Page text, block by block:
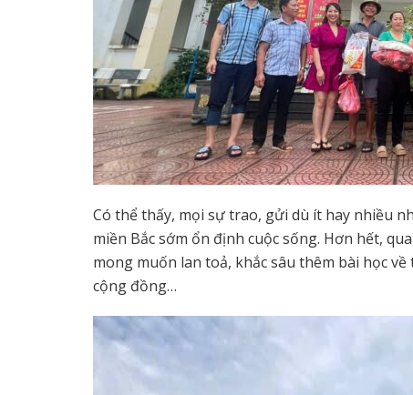
Có thể thấy, mọi sự trao, gửi dù ít hay nhiều
miền Bắc sớm ổn định cuộc sống. Hơn hết,
mong muốn lan toả, khắc sâu thêm bài học
cộng đồng…